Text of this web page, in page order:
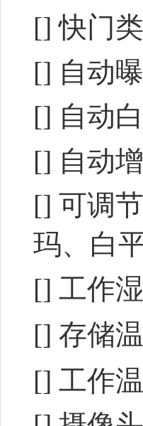
[] 快门
[] 自动
[] 自动
[] 自动
[] 可调
玛、白
[] 工作
[] 存储
[] 工作